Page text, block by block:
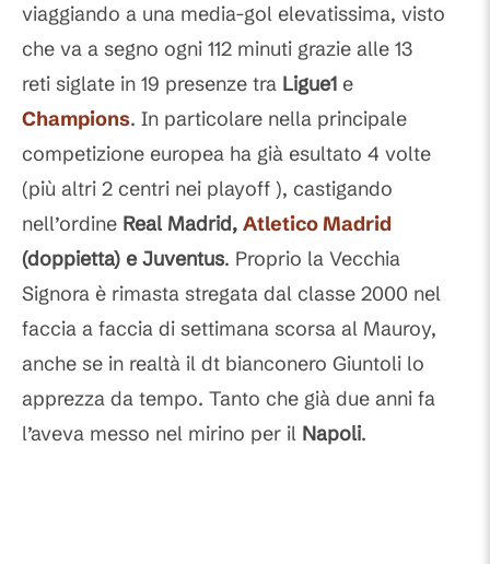
viaggiando a una media-gol elevatissima, visto
che va a segno ogni 112 minuti grazie alle 13
reti siglate in 19 presenze tra Ligue1 e
Champions. In particolare nella principale
competizione europea ha già esultato 4 volte
(più altri 2 centri nei playoff ), castigando
nell’ordine Real Madrid, Atletico Madrid
(doppietta) e Juventus. Proprio la Vecchia
Signora è rimasta stregata dal classe 2000 nel
faccia a faccia di settimana scorsa al Mauroy,
anche se in realtà il dt bianconero Giuntoli lo
apprezza da tempo. Tanto che già due anni fa
l’aveva messo nel mirino per il Napoli.